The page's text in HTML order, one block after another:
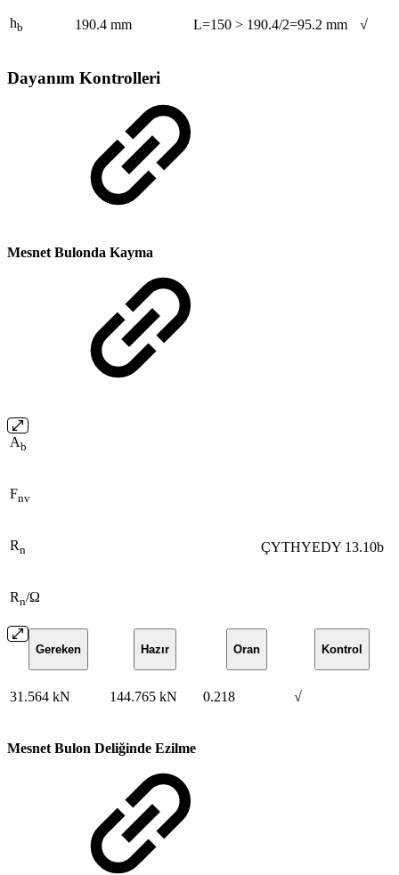
hb 190.4 mm L=150 > 190.4/2=95.2 mm √
Dayanım Kontrolleri
Mesnet Bulonda Kayma
Ab
Fnv
Rn ÇYTHYEDY 13.10b
Rn/Ω
Gereken Hazır Oran Kontrol
31.564 kN 144.765 kN 0.218 √
Mesnet Bulon Deliğinde Ezilme